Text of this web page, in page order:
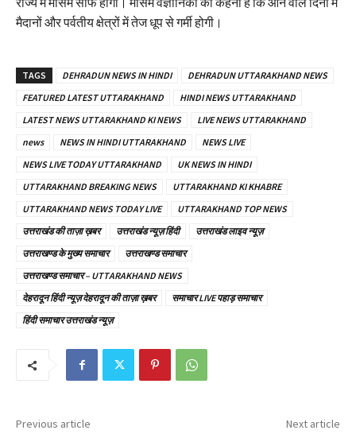
मैदानों और पर्वतीय क्षेत्रों में तेज धूप से गर्मी होगी।
TAGS DEHRADUN NEWS IN HINDI
DEHRADUN UTTARAKHAND NEWS
FEATURED LATEST UTTARAKHAND
HINDI NEWS UTTARAKHAND
LATEST NEWS UTTARAKHAND KI NEWS
LIVE NEWS UTTARAKHAND
news
NEWS IN HINDI UTTARAKHAND
NEWS LIVE
NEWS LIVE TODAY UTTARAKHAND
UK NEWS IN HINDI
UTTARAKHAND BREAKING NEWS
UTTARAKHAND KI KHABRE
UTTARAKHAND NEWS TODAY LIVE
UTTARAKHAND TOP NEWS
उत्तराखंड की ताज़ा ख़बर
उत्तराखंड न्यूज़ हिंदी
उत्तराखंड लाइव न्यूज़
उत्तराखण्ड के मुख्य समाचार
उत्तराखण्ड समाचार
उत्तराखण्ड समाचार – UTTARAKHAND NEWS
देहरादून हिंदी न्यूज़ देहरादून की ताज़ा ख़बर
समाचार LIVE पहाड़ समाचार
हिंदी समाचार उत्तराखंड न्यूज़
Previous article Next article